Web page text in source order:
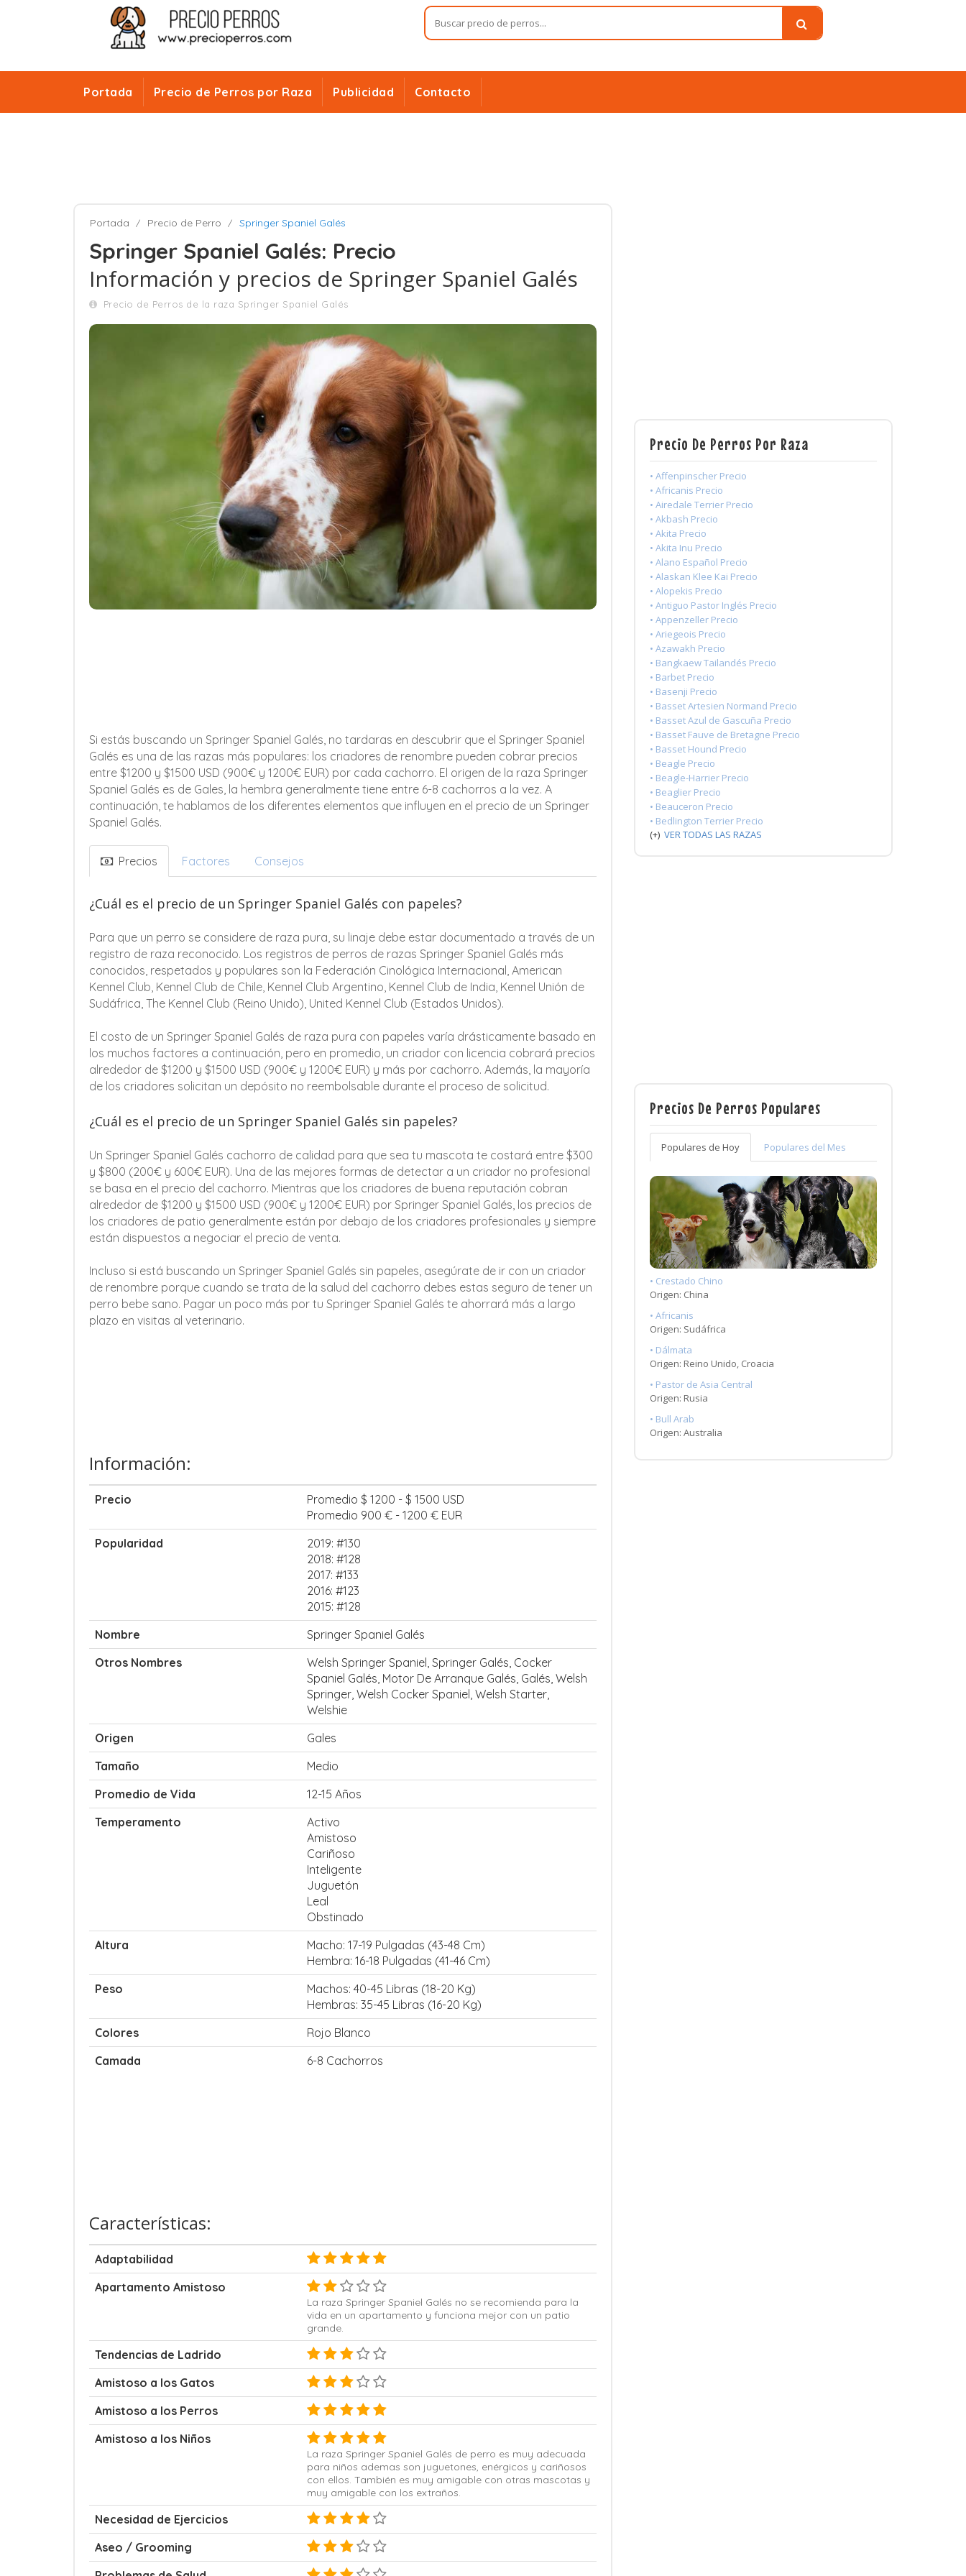
Portada Precio de Perros por Raza Publicidad Contacto
Portada Precio de Perro Springer Spaniel Galés
Springer Spaniel Galés: Precio
Información y precios de Springer Spaniel Galés
Precio de Perros de la raza Springer Spaniel Galés
Si estás buscando un Springer Spaniel Galés, no tardaras en descubrir que el Springer Spaniel
Galés es una de las razas más populares: los criadores de renombre pueden cobrar precios
entre $1200 y $1500 USD (900€ y 1200€ EUR) por cada cachorro. El origen de la raza Springer
Spaniel Galés es de Gales, la hembra generalmente tiene entre 6-8 cachorros a la vez. A
continuación, te hablamos de los diferentes elementos que influyen en el precio de un Springer
Spaniel Galés.
Precios Factores Consejos
¿Cuál es el precio de un Springer Spaniel Galés con papeles?
Para que un perro se considere de raza pura, su linaje debe estar documentado a través de un
registro de raza reconocido. Los registros de perros de razas Springer Spaniel Galés más
conocidos, respetados y populares son la Federación Cinológica Internacional, American
Kennel Club, Kennel Club de Chile, Kennel Club Argentino, Kennel Club de India, Kennel Unión de
Sudáfrica, The Kennel Club (Reino Unido), United Kennel Club (Estados Unidos).
El costo de un Springer Spaniel Galés de raza pura con papeles varía drásticamente basado en
los muchos factores a continuación, pero en promedio, un criador con licencia cobrará precios
alrededor de $1200 y $1500 USD (900€ y 1200€ EUR) y más por cachorro. Además, la mayoría
de los criadores solicitan un depósito no reembolsable durante el proceso de solicitud.
¿Cuál es el precio de un Springer Spaniel Galés sin papeles?
Un Springer Spaniel Galés cachorro de calidad para que sea tu mascota te costará entre $300
y $800 (200€ y 600€ EUR). Una de las mejores formas de detectar a un criador no profesional
se basa en el precio del cachorro. Mientras que los criadores de buena reputación cobran
alrededor de $1200 y $1500 USD (900€ y 1200€ EUR) por Springer Spaniel Galés, los precios de
los criadores de patio generalmente están por debajo de los criadores profesionales y siempre
están dispuestos a negociar el precio de venta.
Incluso si está buscando un Springer Spaniel Galés sin papeles, asegúrate de ir con un criador
de renombre porque cuando se trata de la salud del cachorro debes estas seguro de tener un
perro bebe sano. Pagar un poco más por tu Springer Spaniel Galés te ahorrará más a largo
plazo en visitas al veterinario.
Información:
Precio
Promedio $ 1200 - $ 1500 USD
Promedio 900 € - 1200 € EUR
Popularidad
2019: #130
2018: #128
2017: #133
2016: #123
2015: #128
Nombre
Springer Spaniel Galés
Otros Nombres
Welsh Springer Spaniel, Springer Galés, Cocker
Spaniel Galés, Motor De Arranque Galés, Galés, Welsh
Springer, Welsh Cocker Spaniel, Welsh Starter,
Welshie
Origen
Gales
Tamaño
Medio
Promedio de Vida
12-15 Años
Temperamento
Activo
Amistoso
Cariñoso
Inteligente
Juguetón
Leal
Obstinado
Altura
Macho: 17-19 Pulgadas (43-48 Cm)
Hembra: 16-18 Pulgadas (41-46 Cm)
Peso
Machos: 40-45 Libras (18-20 Kg)
Hembras: 35-45 Libras (16-20 Kg)
Colores
Rojo Blanco
Camada
6-8 Cachorros
Características:
Adaptabilidad
Apartamento Amistoso
La raza Springer Spaniel Galés no se recomienda para la
vida en un apartamento y funciona mejor con un patio
grande.
Tendencias de Ladrido
Amistoso a los Gatos
Amistoso a los Perros
Amistoso a los Niños
La raza Springer Spaniel Galés de perro es muy adecuada
para niños ademas son juguetones, enérgicos y cariñosos
con ellos. También es muy amigable con otras mascotas y
muy amigable con los extraños.
Necesidad de Ejercicios
Aseo / Grooming
Precio De Perros Por Raza
• Affenpinscher Precio
• Africanis Precio
• Airedale Terrier Precio
• Akbash Precio
• Akita Precio
• Akita Inu Precio
• Alano Español Precio
• Alaskan Klee Kai Precio
• Alopekis Precio
• Antiguo Pastor Inglés Precio
• Appenzeller Precio
• Ariegeois Precio
• Azawakh Precio
• Bangkaew Tailandés Precio
• Barbet Precio
• Basenji Precio
• Basset Artesien Normand Precio
• Basset Azul de Gascuña Precio
• Basset Fauve de Bretagne Precio
• Basset Hound Precio
• Beagle Precio
• Beagle-Harrier Precio
• Beaglier Precio
• Beauceron Precio
• Bedlington Terrier Precio
(+) VER TODAS LAS RAZAS
Precios De Perros Populares
Populares de Hoy Populares del Mes
• Crestado Chino
Origen: China
• Africanis
Origen: Sudáfrica
• Dálmata
Origen: Reino Unido, Croacia
• Pastor de Asia Central
Origen: Rusia
• Bull Arab
Origen: Australia